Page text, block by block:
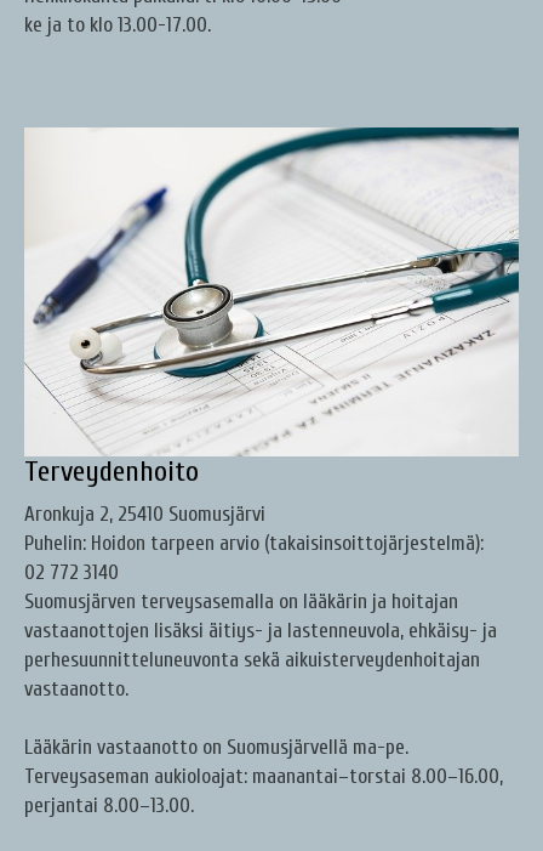
ke ja to klo 13.00-17.00.
Terveydenhoito
Aronkuja 2, 25410 Suomusjärvi
Puhelin: Hoidon tarpeen arvio (takaisinsoittojärjestelmä):
02 772 3140
Suomusjärven terveysasemalla on lääkärin ja hoitajan
vastaanottojen lisäksi äitiys- ja lastenneuvola, ehkäisy- ja
perhesuunnitteluneuvonta sekä aikuisterveydenhoitajan
vastaanotto.
Lääkärin vastaanotto on Suomusjärvellä ma-pe.
Terveysaseman aukioloajat: maanantai–torstai 8.00–16.00,
perjantai 8.00–13.00.